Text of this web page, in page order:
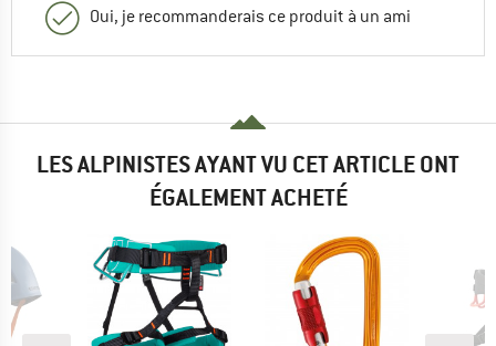
Oui, je recommanderais ce produit à un ami
LES ALPINISTES AYANT VU CET ARTICLE ONT
ÉGALEMENT ACHETÉ